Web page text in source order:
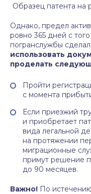
Образец патента на
Однако, предел
ровно 365 дней с
погранслужбы
использовать
проделать
Пройти
с момента
Если приезжий
и приобретает
вида легальной
на протяжении
миграционные
примут решение
до 90 месяцев.
Важно! По